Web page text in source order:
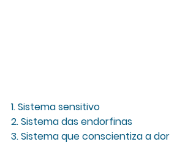
1. Sistema sensitivo
2. Sistema das endorfinas
3. Sistema que conscientiza a dor